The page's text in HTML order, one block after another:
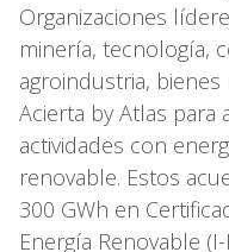
Organizaciones
minería, tecnología,
agroindustria,
Acierta by Atlas para
actividades con
renovable. Estos
300 GWh en
Energía Renovable (I-